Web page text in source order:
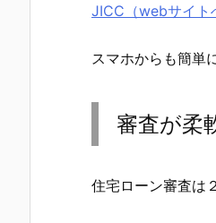
JICC（webサイト
スマホからも簡単
審査が柔
住宅ローン審査は